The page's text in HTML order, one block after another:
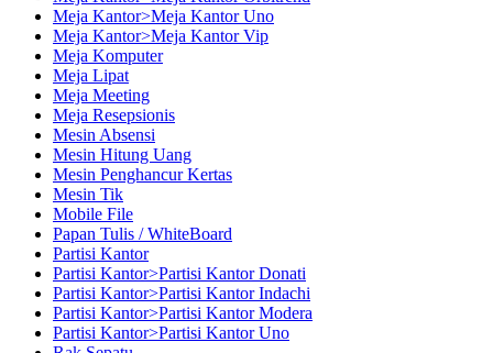
Meja Kantor>Meja Kantor Uno
Meja Kantor>Meja Kantor Vip
Meja Komputer
Meja Lipat
Meja Meeting
Meja Resepsionis
Mesin Absensi
Mesin Hitung Uang
Mesin Penghancur Kertas
Mesin Tik
Mobile File
Papan Tulis / WhiteBoard
Partisi Kantor
Partisi Kantor>Partisi Kantor Donati
Partisi Kantor>Partisi Kantor Indachi
Partisi Kantor>Partisi Kantor Modera
Partisi Kantor>Partisi Kantor Uno